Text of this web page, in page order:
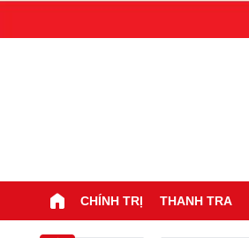
CHÍNH TRỊ THANH TRA